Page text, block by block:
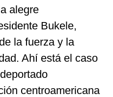
alegre
Bukele,
la fuerza y la
Ahí está el caso
centroamericana